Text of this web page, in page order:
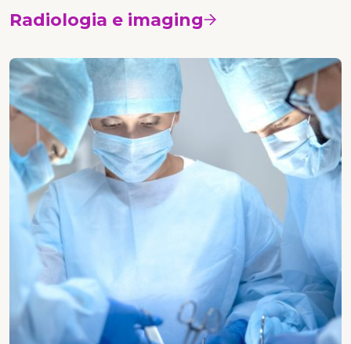
Radiologia e imaging Vedi i corsi
Chirurgia senologica